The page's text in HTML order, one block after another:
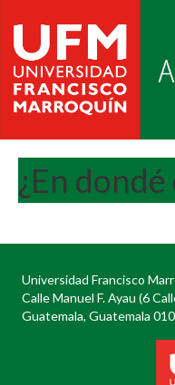
¿En
Universidad Francisco
Calle Manuel F. Ayau (6
Guatemala, Guatemala